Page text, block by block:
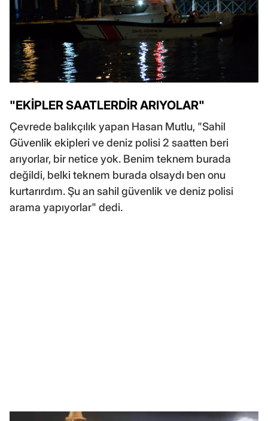
"EKİPLER SAATLERDİR ARIYOLAR"
Çevrede balıkçılık yapan Hasan Mutlu, "Sahil
Güvenlik ekipleri ve deniz polisi 2 saatten beri
arıyorlar, bir netice yok. Benim teknem burada
değildi, belki teknem burada olsaydı ben onu
kurtarırdım. Şu an sahil güvenlik ve deniz polisi
arama yapıyorlar" dedi.